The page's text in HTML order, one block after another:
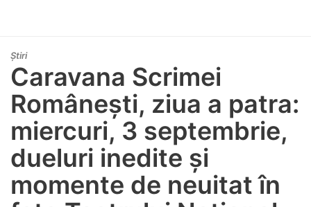
Știri
Caravana Scrimei
Românești, ziua a patra:
miercuri, 3 septembrie,
dueluri inedite și
momente de neuitat în